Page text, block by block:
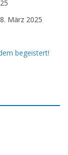
März 2025
begeistert!